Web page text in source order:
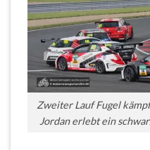
Zweiter Lauf Fugel
Jordan erlebt ein